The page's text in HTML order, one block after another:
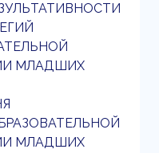
МЛАДШИХ
МЛАДШИХ